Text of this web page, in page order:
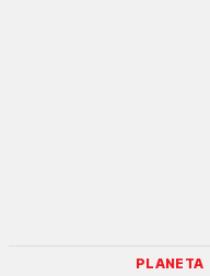
PLANETA